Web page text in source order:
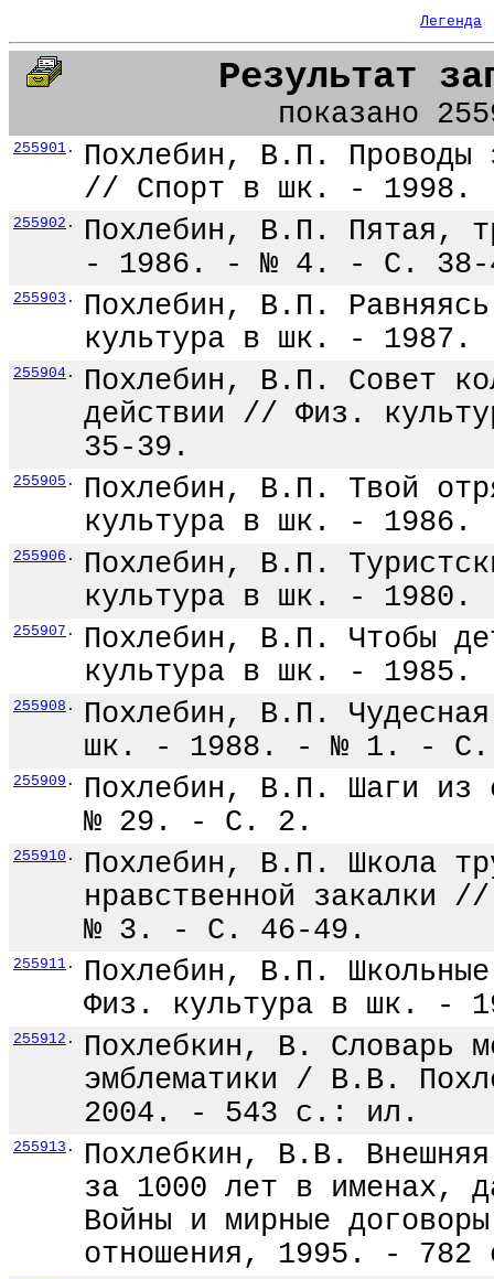
Легенда
Результат
показано
255901 .
Похлебин, В.П.
// Спорт в шк. -
255902 .
Похлебин, В.П. Пятая,
- 1986. - № 4. - С. 38-
255903 .
Похлебин, В.П.
культура в шк. -
255904 .
Похлебин, В.П. Совет
действии // Физ.
35-39.
255905 .
Похлебин, В.П. Твой
культура в шк. -
255906 .
Похлебин, В.П.
культура в шк. -
255907 .
Похлебин, В.П. Чтобы
культура в шк. -
255908 .
Похлебин, В.П.
шк. - 1988. - № 1. - С.
255909 .
Похлебин, В.П. Шаги
№ 29. - С. 2.
255910 .
Похлебин, В.П. Школа
нравственной
№ 3. - С. 46-49.
255911 .
Похлебин, В.П.
Физ. культура в шк.
255912 .
Похлебкин, В. Словарь
эмблематики / В.В.
2004. - 543 с.: ил.
255913 .
Похлебкин, В.В.
за 1000 лет в именах,
Войны и мирные
отношения, 1995. -